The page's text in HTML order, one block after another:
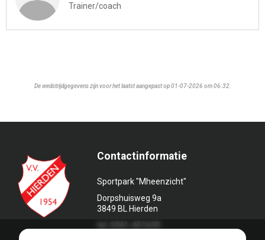
Trainer/coach
De wedstrijdgegevens zijn voor het laatst aangepast op 01-07-2026 om 06:32.
Contactinformatie
Sportpark "Mheenzicht"
Dorpshuisweg 9a
3849 BL Hierden